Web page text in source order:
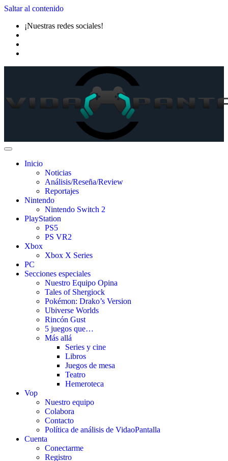
Saltar al contenido
¡Nuestras redes sociales!
Inicio
Noticias
Análisis/Reseña/Review
Reportajes
Nintendo
Nintendo Switch 2
PlayStation
PS5
PS VR2
Xbox
Xbox X Series
PC
Secciones especiales
Nuestro Equipo Opina
Tales of Shergiock
Pokémon: Drako’s Version
Ubiverse Worlds
Rincón Gust
5 juegos que…
Más allá
Series y cine
Libros
Juegos de mesa
Teatro
Hemeroteca
Vop
Nuestro equipo
Colabora
Contacto
Política de análisis de VidaoPantalla
Cuenta
Conectarme
Registro